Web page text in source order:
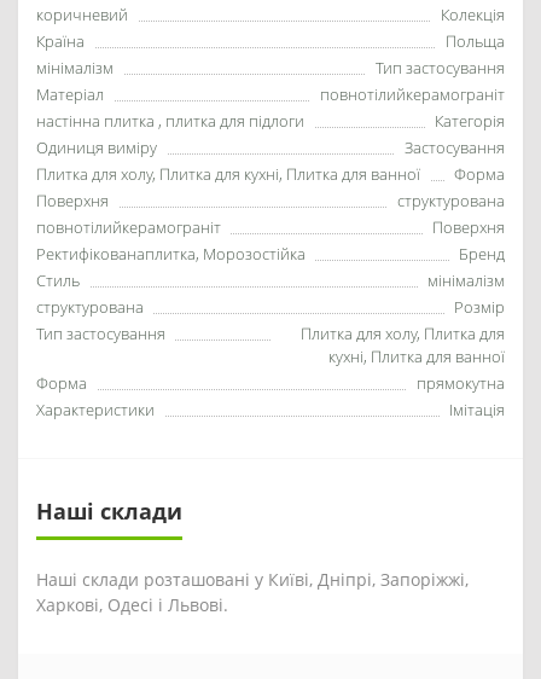
коричневий
Колекція
Країна
Польща
мінімалізм
Тип застосування
Матеріал
повнотілийкерамограніт
настінна плитка , плитка для підлоги
Категорія
Одиниця виміру
Застосування
Плитка для холу, Плитка для кухні, Плитка для ванної
Форма
Поверхня
структурована
повнотілийкерамограніт
Поверхня
Ректифікованаплитка, Морозостійка
Бренд
Стиль
мінімалізм
структурована
Розмір
Тип застосування
Плитка для холу, Плитка для
кухні, Плитка для ванної
Форма
прямокутна
Характеристики
Імітація
Наші склади
Наші склади розташовані у Київі, Дніпрі, Запоріжжі,
Харкові, Одесі і Львові.